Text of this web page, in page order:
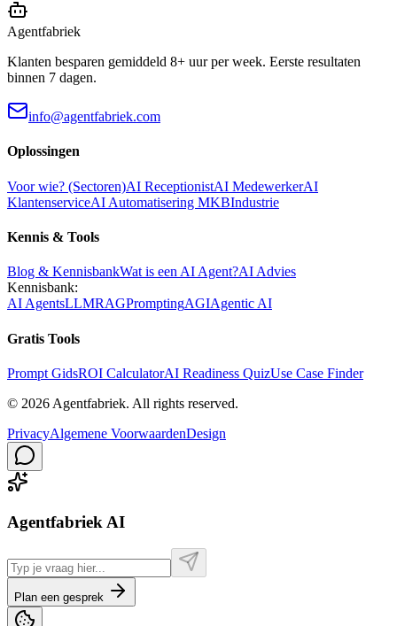
Agentfabriek
Klanten besparen gemiddeld 8+ uur per week. Eerste resultaten
binnen 7 dagen.
info@agentfabriek.com
Oplossingen
Voor wie? (Sectoren)AI ReceptionistAI MedewerkerAI
KlantenserviceAI Automatisering MKBIndustrie
Kennis & Tools
Blog & KennisbankWat is een AI Agent?AI Advies
Kennisbank:
AI AgentsLLMRAGPromptingAGIAgentic AI
Gratis Tools
Prompt GidsROI CalculatorAI Readiness QuizUse Case Finder
© 2026 Agentfabriek. All rights reserved.
PrivacyAlgemene VoorwaardenDesign
Agentfabriek AI
Plan een gesprek